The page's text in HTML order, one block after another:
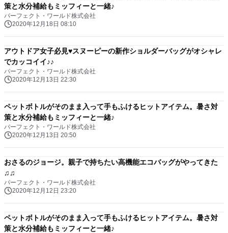
策と水分補給もミッフィーと一緒♪
パーフェクト・ワールド株式会社
2020年12月18日 08:10
アウトドア女子必見♥スヌーピーの新作ショルダーバッグがオシャレ
でカッコイイ♪♪
パーフェクト・ワールド株式会社
2020年12月13日 22:30
ペットボトルがそのまま入って手もふけるヒットアイテム。暑さ対
策と水分補給もミッフィーと一緒♪
パーフェクト・ワールド株式会社
2020年12月13日 20:50
おさるのジョージ。親子で持ちたい高機能エコバッグがやってきた
♫♫
パーフェクト・ワールド株式会社
2020年12月12日 23:20
ペットボトルがそのまま入って手もふけるヒットアイテム。暑さ対
策と水分補給もミッフィーと一緒♪